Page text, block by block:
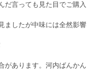
だ言っても見た目でご購入
ましたが中味には全然影響
があります。河内ばんかん